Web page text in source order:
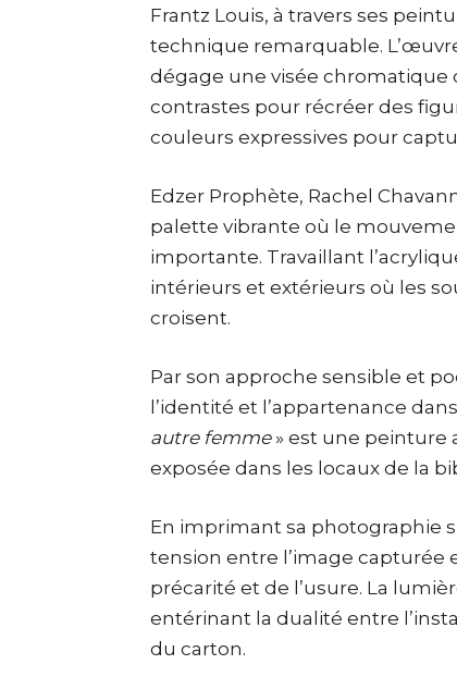
Frantz Louis, à travers ses
technique remarquable.
dégage une visée chromatique
contrastes pour récréer des
couleurs expressives pour
Edzer Prophète, Rachel
palette vibrante où le
importante. Travaillant
intérieurs et extérieurs où les
croisent.
Par son approche sensible et
l’identité et l’appartenance
autre femme» est une peinture
exposée dans les locaux de la
En imprimant sa photographie
tension entre l’image capturée
précarité et de l’usure. La
entérinant la dualité entre
du carton.